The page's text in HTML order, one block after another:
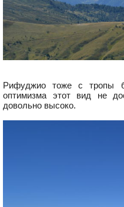
Рифуджио тоже с тропы
оптимизма этот вид не
довольно высоко.